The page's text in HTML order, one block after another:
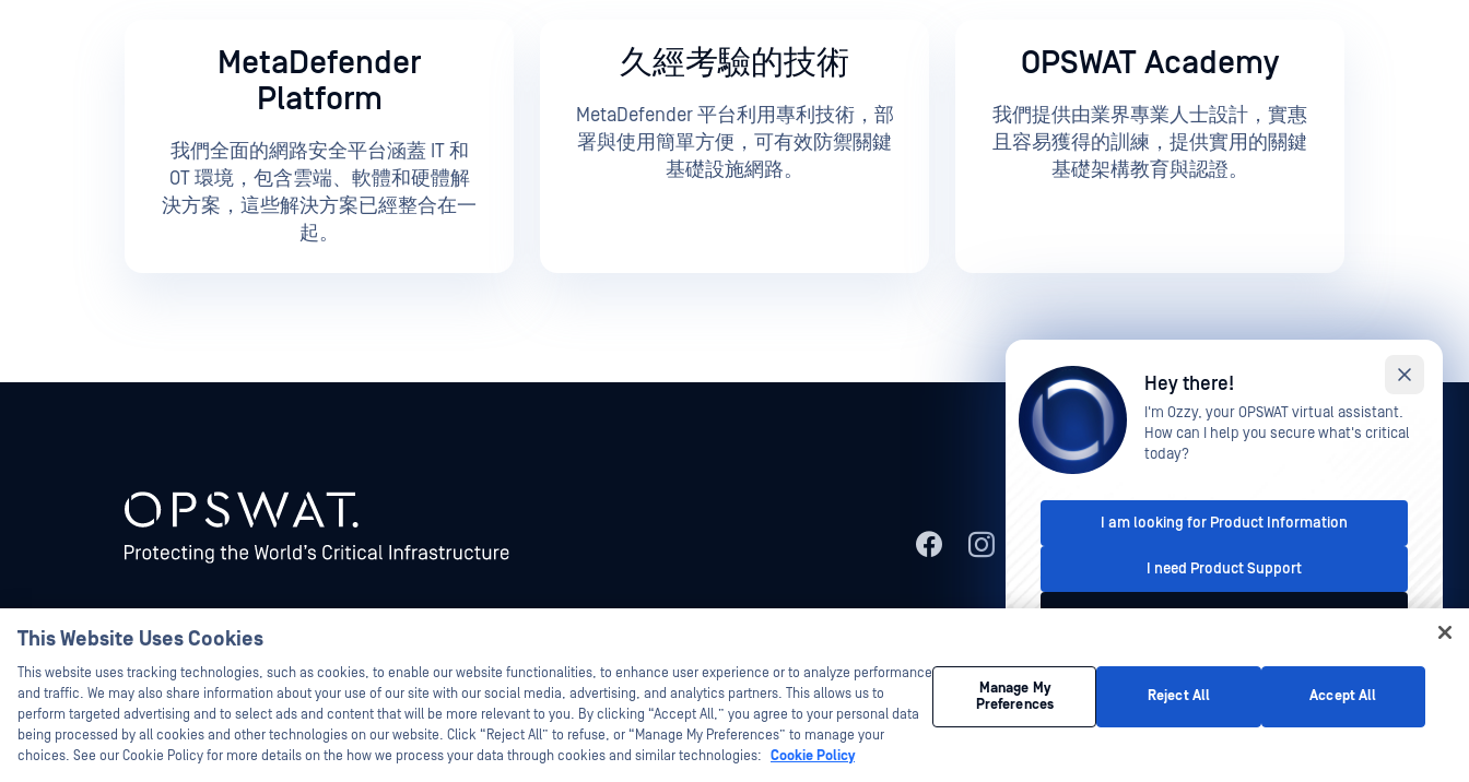
MetaDefender
Platform
我們全面的網路安全平台涵蓋 IT 和
OT 環境，包含雲端、軟體和硬體解
決方案，這些解決方案已經整合在一
起。
久經考驗的技術
MetaDefender 平台利用專利技術，部
署與使用簡單方便，可有效防禦關鍵
基礎設施網路。
OPSWAT Academy
我們提供由業界專業人士設計，實惠
且容易獲得的訓練，提供實用的關鍵
基礎架構教育與認證。
©2026OPSWAT . 保留所有權利。OPSWAT、MetaDefender、Metascan、MetaAccess、OPSWAT 、Trust no File. Trust No Device.、OPSWAT 、
the Hunt 均為OPSWAT 之商標。第三方商標均為其各自所有者之財產。
This Website Uses Cookies
This website uses tracking technologies, such as cookies, to enable our website functionalities, to enhance user experience or to analyze performance
and traffic. We may also share information about your use of our site with our social media, advertising, and analytics partners. This allows us to
perform targeted advertising and to select ads and content that will be more relevant to you. By clicking “Accept All,” you agree to your personal data
being processed by all cookies and other technologies on our website. Click “Reject All” to refuse, or “Manage My Preferences” to manage your
choices. See our Cookie Policy for more details on the how we process your data through cookies and similar technologies: Cookie Policy
Manage My
Preferences
Reject All Accept All
Hey there!
I'm Ozzy, your OPSWAT virtual assistant.
How can I help you secure what's critical
today?
I am looking for Product Information
I need Product Support
This conversation is recorded for quality assurance
purposes. See our